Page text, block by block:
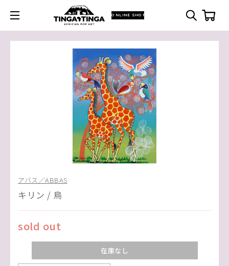
ONLINE SHOP
アバス／ABBAS
キリン / 鳥
sold out
在庫なし